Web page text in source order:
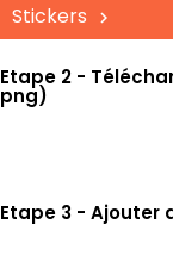
Stickers
Etape 2 -
png)
Etape 3 - Ajouter